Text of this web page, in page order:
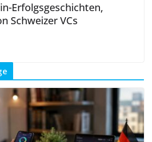
Erfolgsgeschichten,
Schweizer VCs